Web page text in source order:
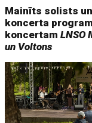
Mainīts solists un
koncerta
koncertamLNSO
un Voltons